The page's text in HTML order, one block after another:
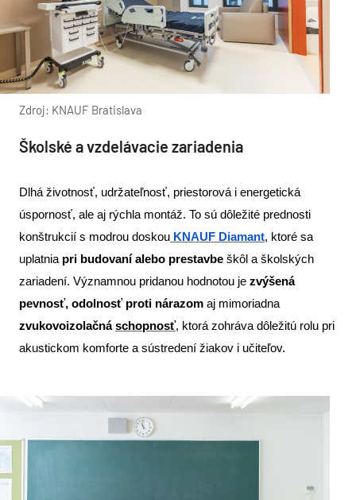
Zdroj: KNAUF Bratislava
Školské a vzdelávacie zariadenia
Dlhá životnosť, udržateľnosť, priestorová i energetická
úspornosť, ale aj rýchla montáž. To sú dôležité prednosti
konštrukcií s modrou doskou KNAUF Diamant, ktoré sa
uplatnia pri budovaní alebo prestavbe škôl a školských
zariadení. Významnou pridanou hodnotou je zvýšená
pevnosť, odolnosť proti nárazom aj mimoriadna
zvukovoizolačnáschopnosť, ktorá zohráva dôležitú rolu pri
akustickom komforte a sústredení žiakov i učiteľov.